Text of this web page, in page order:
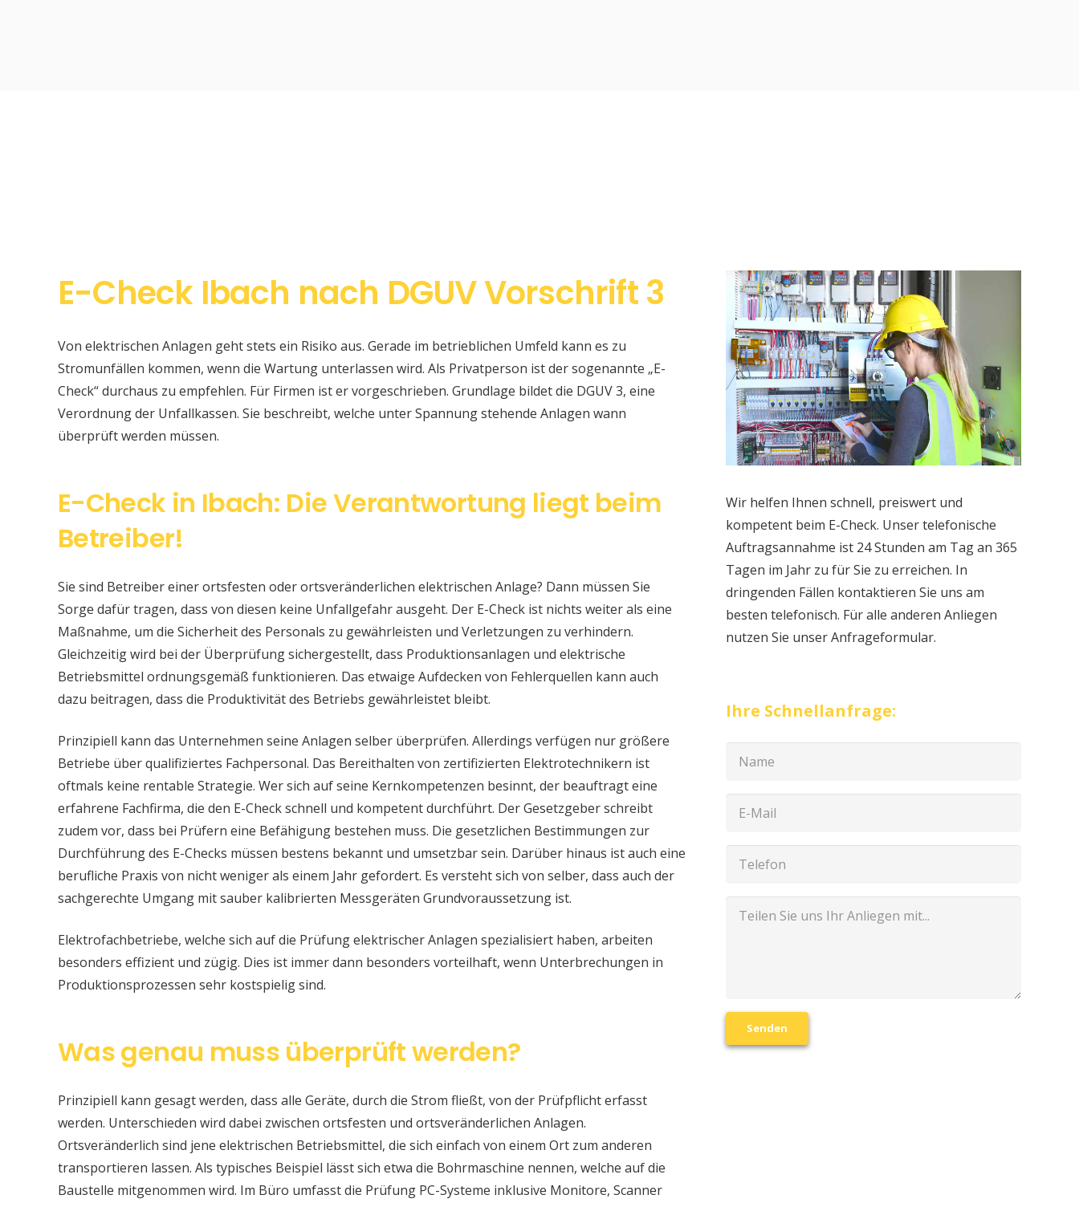
E-Check Ibach nach DGUV Vorschrift 3
Von elektrischen Anlagen geht stets ein Risiko aus. Gerade im betrieblichen Umfeld kann es zu
Stromunfällen kommen, wenn die Wartung unterlassen wird. Als Privatperson ist der sogenannte „E-
Check“ durchaus zu empfehlen. Für Firmen ist er vorgeschrieben. Grundlage bildet die DGUV 3, eine
Verordnung der Unfallkassen. Sie beschreibt, welche unter Spannung stehende Anlagen wann
überprüft werden müssen.
E-Check in Ibach: Die Verantwortung liegt beim
Betreiber!
Sie sind Betreiber einer ortsfesten oder ortsveränderlichen elektrischen Anlage? Dann müssen Sie
Sorge dafür tragen, dass von diesen keine Unfallgefahr ausgeht. Der E-Check ist nichts weiter als eine
Maßnahme, um die Sicherheit des Personals zu gewährleisten und Verletzungen zu verhindern.
Gleichzeitig wird bei der Überprüfung sichergestellt, dass Produktionsanlagen und elektrische
Betriebsmittel ordnungsgemäß funktionieren. Das etwaige Aufdecken von Fehlerquellen kann auch
dazu beitragen, dass die Produktivität des Betriebs gewährleistet bleibt.
Prinzipiell kann das Unternehmen seine Anlagen selber überprüfen. Allerdings verfügen nur größere
Betriebe über qualifiziertes Fachpersonal. Das Bereithalten von zertifizierten Elektrotechnikern ist
oftmals keine rentable Strategie. Wer sich auf seine Kernkompetenzen besinnt, der beauftragt eine
erfahrene Fachfirma, die den E-Check schnell und kompetent durchführt. Der Gesetzgeber schreibt
zudem vor, dass bei Prüfern eine Befähigung bestehen muss. Die gesetzlichen Bestimmungen zur
Durchführung des E-Checks müssen bestens bekannt und umsetzbar sein. Darüber hinaus ist auch eine
berufliche Praxis von nicht weniger als einem Jahr gefordert. Es versteht sich von selber, dass auch der
sachgerechte Umgang mit sauber kalibrierten Messgeräten Grundvoraussetzung ist.
Elektrofachbetriebe, welche sich auf die Prüfung elektrischer Anlagen spezialisiert haben, arbeiten
besonders effizient und zügig. Dies ist immer dann besonders vorteilhaft, wenn Unterbrechungen in
Produktionsprozessen sehr kostspielig sind.
Was genau muss überprüft werden?
Prinzipiell kann gesagt werden, dass alle Geräte, durch die Strom fließt, von der Prüfpflicht erfasst
werden. Unterschieden wird dabei zwischen ortsfesten und ortsveränderlichen Anlagen.
Ortsveränderlich sind jene elektrischen Betriebsmittel, die sich einfach von einem Ort zum anderen
transportieren lassen. Als typisches Beispiel lässt sich etwa die Bohrmaschine nennen, welche auf die
Baustelle mitgenommen wird. Im Büro umfasst die Prüfung PC-Systeme inklusive Monitore, Scanner
Wir helfen Ihnen schnell, preiswert und
kompetent beim E-Check. Unser telefonische
Auftragsannahme ist 24 Stunden am Tag an 365
Tagen im Jahr zu für Sie zu erreichen. In
dringenden Fällen kontaktieren Sie uns am
besten telefonisch. Für alle anderen Anliegen
nutzen Sie unser Anfrageformular.
Ihre Schnellanfrage:
Senden